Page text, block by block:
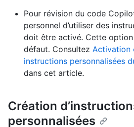
Pour révision du code
personnel d’utiliser des
doit être activé. Cette
défaut. Consultez Activation
instructions personnalisées
dans cet article.
Création
personnalisées